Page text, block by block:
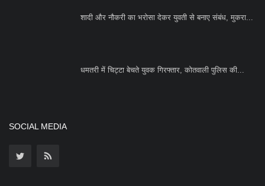
शादी और नौकरी का भरोसा देकर युवती से बनाए संबंध, मुकरा...
धमतरी में चिट्टा बेचते युवक गिरफ्तार, कोतवाली पुलिस की...
SOCIAL MEDIA